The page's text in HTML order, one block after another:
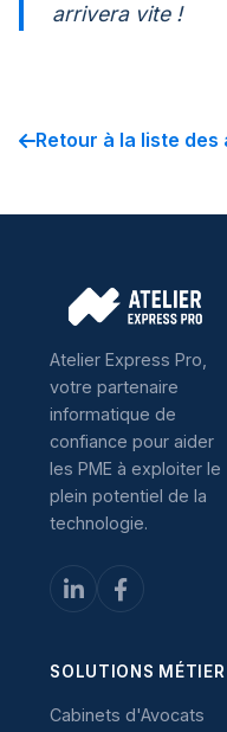
arrivera vite !
Retour à la liste
Atelier Express Pro,
votre partenaire
informatique de
confiance pour aider
les PME à exploiter le
plein potentiel de la
technologie.
SOLUTIONS MÉTIER
Cabinets d'Avocats